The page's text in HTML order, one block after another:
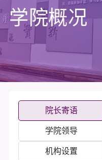
学院概况
院长寄语
学院领导
机构设置